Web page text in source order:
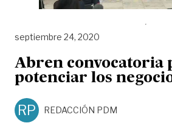
septiembre 24, 2020
Abren convocatoria
potenciar los
RP REDACCIÓN PDM